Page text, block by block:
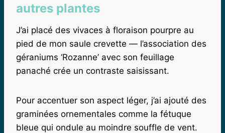
autres plantes
J’ai placé des vivaces à floraison pourpre au
pied de mon saule crevette — l’association des
géraniums ‘Rozanne’ avec son feuillage
panaché crée un contraste saisissant.
Pour accentuer son aspect léger, j’ai ajouté des
graminées ornementales comme la fétuque
bleue qui ondule au moindre souffle de vent.